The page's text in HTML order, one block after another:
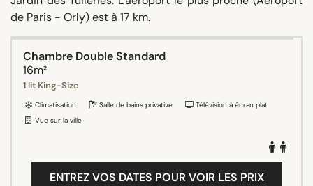
de Paris - Orly) est à 17 km.
Chambre Double Standard
16m²
1 lit King-Size
Climatisation Salle de bains privative
Télévision à écran plat
Vue sur la ville
ENTREZ VOS DATES POUR VOIR LES PRIX